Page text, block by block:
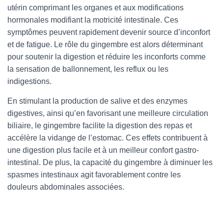
utérin comprimant les organes et aux modifications
hormonales modifiant la motricité intestinale. Ces
symptômes peuvent rapidement devenir source d’inconfort
et de fatigue. Le rôle du gingembre est alors déterminant
pour soutenir la digestion et réduire les inconforts comme
la sensation de ballonnement, les reflux ou les
indigestions.
En stimulant la production de salive et des enzymes
digestives, ainsi qu’en favorisant une meilleure circulation
biliaire, le gingembre facilite la digestion des repas et
accélère la vidange de l’estomac. Ces effets contribuent à
une digestion plus facile et à un meilleur confort gastro-
intestinal. De plus, la capacité du gingembre à diminuer les
spasmes intestinaux agit favorablement contre les
douleurs abdominales associées.